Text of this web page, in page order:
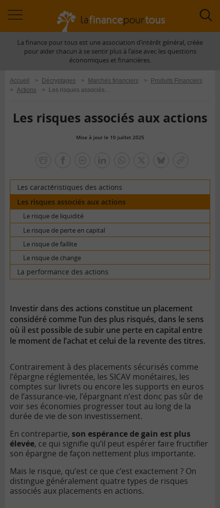
àLa finance pour tous est une association d’intérêt général, créée
pour aider chacun à se sentir plus à l’aise avec les questions
économiques et financières.
Accueil > Décryptages > Marchés financiers >
Produits Financiers
> Actions > Les risques associés aux actions
Les risques associés aux actions
Mise à jour le 10 juillet 2025
tous
Les caractéristiques des actions
Les risques associés aux actions
Le risque de liquidité
Le risque de perte en capital
Le risque de faillite
Le risque de change
La performance des actions
Investir dans des actions constitue un placement
considéré comme l’un des plus risqués, dans le sens
où il est possible de subir une perte en capital entre
le moment de l’achat et celui de la revente des titres.
Contrairement à des placements sécurisés comme
l’épargne réglementée, les SICAV monétaires, les
comptes sur livrets ou encore les supports en euros
de l’assurance-vie, l’épargnant n’est donc pas sûr de
voir ses économies progresser tout au long de la
durée de vie de son investissement.
En contrepartie, son espérance de gain est plus
élevée, ce qui signifie qu’il peut espérer faire fructifier
son épargne de façon nettement plus importante.
Mais le risque, qu’est ce que c’est exactement ? On
distingue généralement quatre types de risques
associés aux placements en actions.